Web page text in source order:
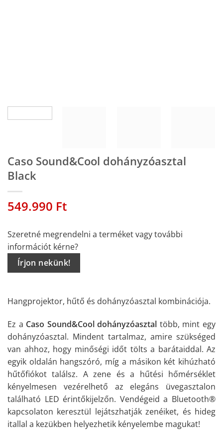
Caso Sound&Cool dohányzóasztal
Black
549.990 Ft
Szeretné megrendelni a terméket vagy további
információt kérne?
Írjon nekünk!
Hangprojektor, hűtő és dohányzóasztal kombinációja.
Ez a Caso Sound&Cool dohányzóasztal több, mint egy
dohányzóasztal. Mindent tartalmaz, amire szükséged
van ahhoz, hogy minőségi időt tölts a barátaiddal. Az
egyik oldalán hangszóró, míg a másikon két kihúzható
hűtőfiókot találsz. A zene és a hűtési hőmérséklet
kényelmesen vezérelhető az elegáns üvegasztalon
található LED érintőkijelzőn. Vendégeid a Bluetooth®
kapcsolaton keresztül lejátszhatják zenéiket, és hideg
itallal a kezükben helyezhetik kényelembe magukat!